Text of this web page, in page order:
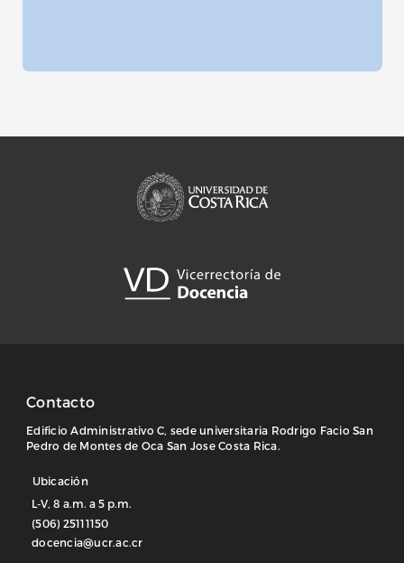
Contacto
Edificio Administrativo C, sede universitaria Rodrigo Facio San
Pedro de Montes de Oca San Jose Costa Rica.
Ubicación
L-V, 8 a.m. a 5 p.m.
(506) 25111150
docencia@ucr.ac.cr